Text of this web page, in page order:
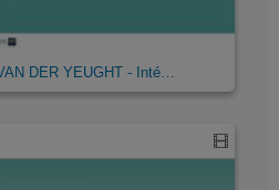
DER YEUGHT - Inté…